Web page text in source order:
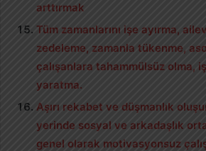
arttırmak
Tüm zamanlarını işe ayırma,
zedeleme, zamanla tükenme,
çalışanlara tahammülsüz olma,
yaratma.
Aşırı rekabet ve düşmanlık
yerinde sosyal ve arkadaşlık
genel olarak motivasyonsuz